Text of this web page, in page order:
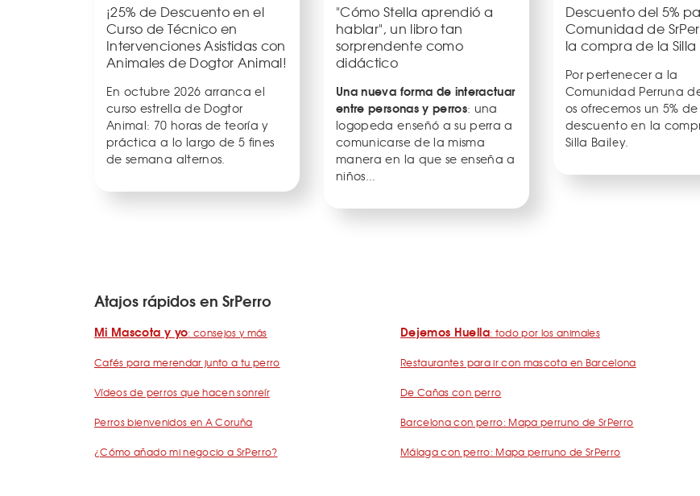
¡25% de Descuento en el
Curso de Técnico en
Intervenciones Asistidas con
Animales de Dogtor Animal!
En octubre 2026 arranca el
curso estrella de Dogtor
Animal: 70 horas de teoría y
práctica a lo largo de 5 fines
de semana alternos.
"Cómo Stella aprendió a
hablar", un libro tan
sorprendente como
didáctico
Una nueva forma de interactuar
entre personas y perros: una
logopeda enseñó a su perra a
comunicarse de la misma
manera en la que se enseña a
niños...
Descuento del 5%
Comunidad de
la compra de la Silla
Por pertenecer a la
Comunidad Perruna
os ofrecemos un 5% de
descuento en la
Silla Bailey.
Atajos rápidos en SrPerro
Mi Mascota y yo: consejos y más
Cafés para merendar junto a tu perro
Vídeos de perros que hacen sonreír
Perros bienvenidos en A Coruña
¿Cómo añado mi negocio a SrPerro?
Dejemos Huella: todo por los animales
Restaurantes para ir con mascota en Barcelona
De Cañas con perro
Barcelona con perro: Mapa perruno de SrPerro
Málaga con perro: Mapa perruno de SrPerro